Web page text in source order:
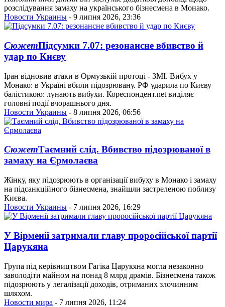
розслідування замаху на українського бізнесмена в Монако.
Новости Украины - 9 липня 2026, 23:36
СюжетПідсумки 7.07: резонансне вбивство й
удар по Києву
Іран відновив атаки в Ормузькій протоці - ЗМІ. Вибух у
Монако: в Україні вбили підозрювану. РФ ударила по Києву
балістикою: лунають вибухи. Кореспондент.net виділяє
головні події вчорашнього дня.
Новости Украины - 8 липня 2026, 06:56
СюжетТаємний слід. Вбивство підозрюваної в
замаху на Єрмолаєва
Жінку, яку підозрюють в організації вибуху в Монако і замаху
на підсанкційного бізнесмена, знайшли застреленою поблизу
Києва.
Новости Украины - 7 липня 2026, 16:29
У Вірменії затримали главу проросійської партії
Царукяна
Група під керівництвом Гагіка Царукяна могла незаконно
заволодіти майном на понад 8 млрд драмів. Бізнесмена також
підозрюють у легалізації доходів, отриманих злочинним
шляхом.
Новости мира - 7 липня 2026, 11:24